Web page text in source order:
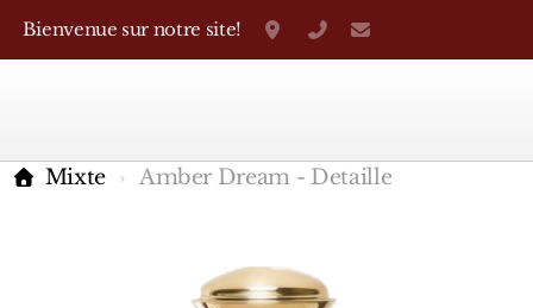
Bienvenue sur notre site! Grand-Rue 38, Genève
+41 22 310 38 75
Mixte Amber Dream - Detaille